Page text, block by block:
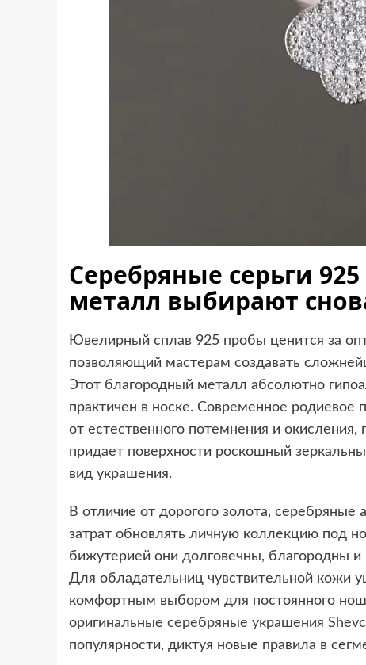
Серебряные серьги
металл выбирают
Ювелирный сплав 925 пробы ценится за
позволяющий мастерам создавать
Этот благородный металл абсолютно
практичен в носке. Современное
от естественного потемнения и
придает поверхности роскошный
вид украшения.
В отличие от дорогого золота,
затрат обновлять личную коллекцию под
бижутерией они долговечны, благородны
Для обладательниц чувствительной кожи
комфортным выбором для постоянного
оригинальные серебряные украшения
популярности, диктуя новые правила в